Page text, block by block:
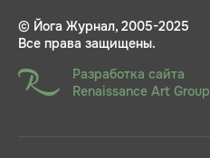
© Йога Журнал, 2005-2025
Все права защищены.
Разработка сайта
Renaissance Art Group